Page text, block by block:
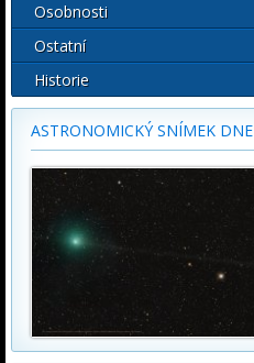
Osobnosti
Ostatní
Historie
ASTRONOMICKÝ SNÍMEK DNE